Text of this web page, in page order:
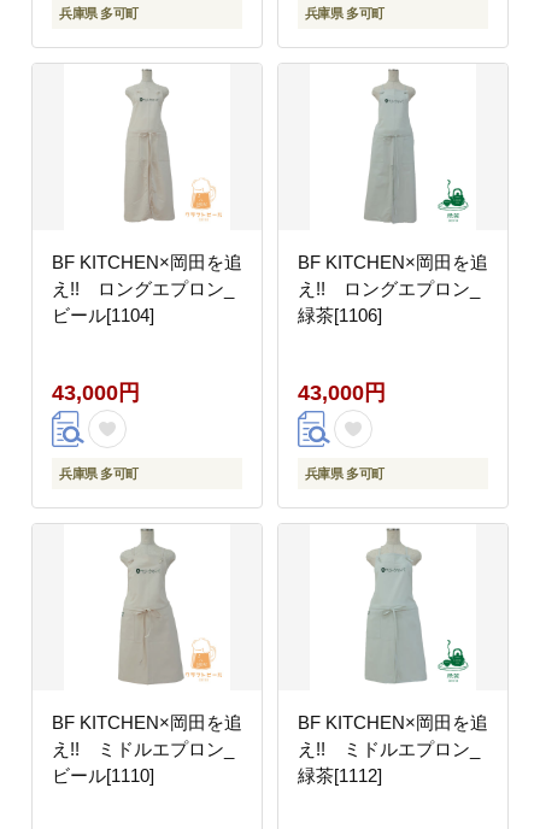
兵庫県 多可町 兵庫県 多可町
BF KITCHEN×岡田を追
え!! ロングエプロン_
ビール[1104]
43,000円
兵庫県 多可町
BF KITCHEN×岡田を追
え!! ロングエプロン_
緑茶[1106]
43,000円
兵庫県 多可町
BF KITCHEN×岡田を追
え!! ミドルエプロン_
ビール[1110]
BF KITCHEN×岡田を追
え!! ミドルエプロン_
緑茶[1112]